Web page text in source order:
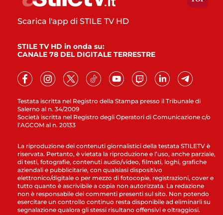
Testata iscritta nel Registro della Stampa presso il Tribunale di
Salerno al n. 34/2009
Società iscritta nel Registro degli Operatori di Comunicazione c/o
l’AGCOM al n. 20133
Scarica l'app di STILE TV HD
STILE TV HD in onda su:
CANALE 78 DEL DIGITALE TERRESTRE
La riproduzione dei contenuti giornalistici della testata STILETV è
riservata. Pertanto, è vietata la riproduzione e l’uso, anche parziale,
di testi, fotografie, contenuti audio/video, filmati, loghi, grafiche
aziendali e pubblicitarie, con qualsiasi dispositivo
elettronico/digitale o per mezzo di fotocopie, registrazioni, cover e
tutto quanto è ascrivibile a copia non autorizzata. La redazione
non è responsabile dei commenti presenti sul sito. Non potendo
esercitare un controllo continuo resta disponibile ad eliminarli su
segnalazione qualora gli stessi risultano offensivi e oltraggiosi.